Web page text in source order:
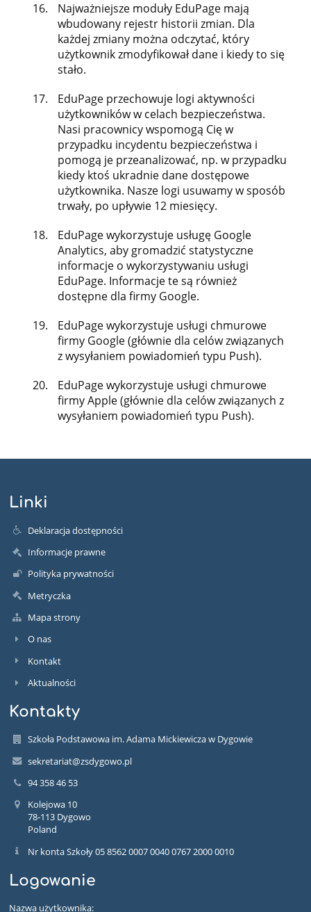
Najważniejsze moduły EduPage mają
wbudowany rejestr historii zmian. Dla
każdej zmiany można odczytać, który
użytkownik zmodyfikował dane i kiedy to się
stało.
EduPage przechowuje logi aktywności
użytkowników w celach bezpieczeństwa.
Nasi pracownicy wspomogą Cię w
przypadku incydentu bezpieczeństwa i
pomogą je przeanalizować, np. w przypadku
kiedy ktoś ukradnie dane dostępowe
użytkownika. Nasze logi usuwamy w sposób
trwały, po upływie 12 miesięcy.
EduPage wykorzystuje usługę Google
Analytics, aby gromadzić statystyczne
informacje o wykorzystywaniu usługi
EduPage. Informacje te są również
dostępne dla firmy Google.
EduPage wykorzystuje usługi chmurowe
firmy Google (głównie dla celów związanych
z wysyłaniem powiadomień typu Push).
EduPage wykorzystuje usługi chmurowe
firmy Apple (głównie dla celów związanych z
wysyłaniem powiadomień typu Push).
Linki
Deklaracja dostępności
Informacje prawne
Polityka prywatności
Metryczka
Mapa strony
O nas
Kontakt
Aktualności
Kontakty
Szkoła Podstawowa im. Adama Mickiewicza w Dygowie
sekretariat@zsdygowo.pl
94 358 46 53
Kolejowa 10
78-113 Dygowo
Poland
Nr konta Szkoły 05 8562 0007 0040 0767 2000 0010
Logowanie
Nazwa użytkownika: